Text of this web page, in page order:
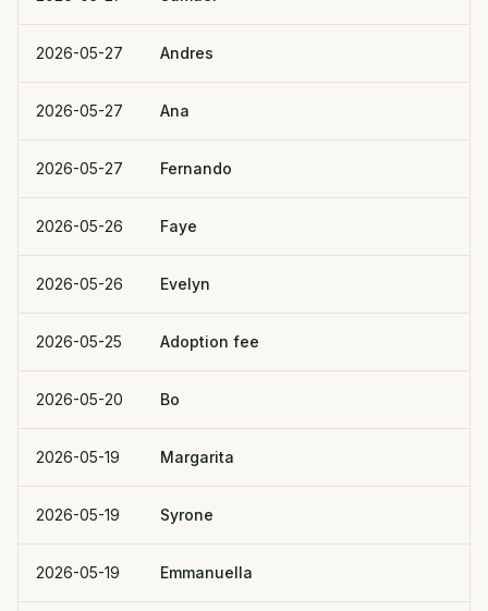
2026-05-27 Andres
2026-05-27 Ana
2026-05-27 Fernando
2026-05-26 Faye
2026-05-26 Evelyn
2026-05-25 Adoption fee
2026-05-20 Bo
2026-05-19 Margarita
2026-05-19 Syrone
2026-05-19 Emmanuella